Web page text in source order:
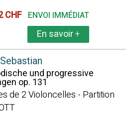
CHF ENVOI IMMÉDIAT
En savoir+
und progressive
op. 131
de 2 Violoncelles - Partition